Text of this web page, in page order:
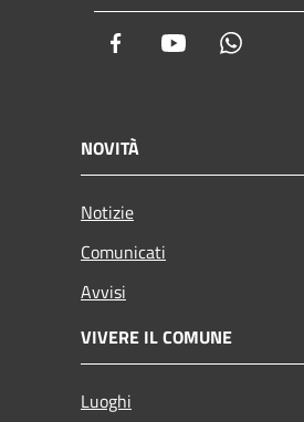
Facebook Youtube
NOVITÀ
Notizie
Comunicati
Avvisi
VIVERE IL COMUNE
Luoghi